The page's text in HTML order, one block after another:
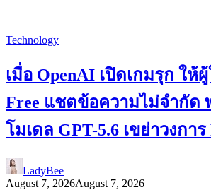
Technology
เมื่อ OpenAI เปิดเกมรุก ให้
Free แชตข้อความไม่จำกัด
โมเดล GPT-5.6 เขย่าวงกา
LadyBee
August 7, 2026August 7, 2026